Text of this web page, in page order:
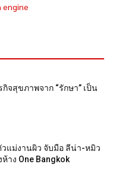
จสุขภาพจาก “รักษา” เป็น
แม่งานผิว จับมือ ลีน่า-หมิว
าง One Bangkok